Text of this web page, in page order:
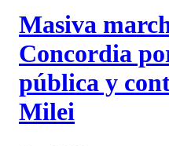
Masiva
Concordia
pública y
Milei